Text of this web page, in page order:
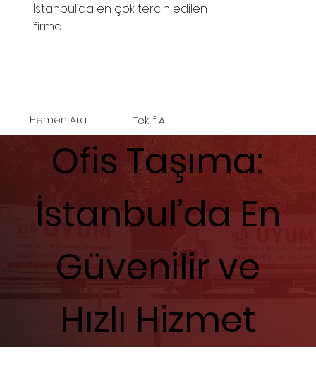
İstanbul’da en çok tercih edilen
firma
Hemen Ara Teklif Al
Ofis Taşıma:
İstanbul’da En
Güvenilir ve
Hızlı Hizmet